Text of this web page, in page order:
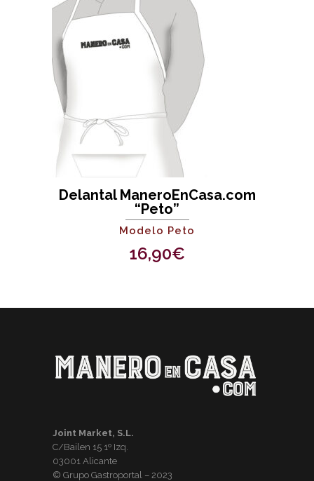
Delantal ManeroEnCasa.com
“Peto”
Modelo Peto
16,90€
Joint Market, S.L.
C/Bailen 15 1º Izq.
03001 Alicante
© Grupo Gastroportal – 2023